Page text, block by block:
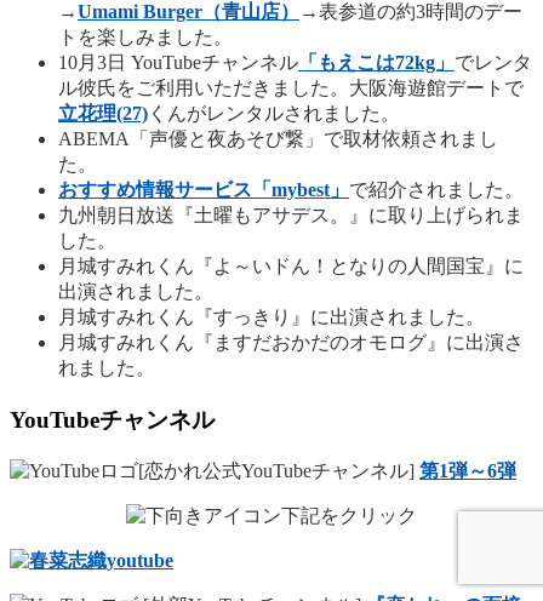
→Umami Burger（青山店）
→表参道の約3時間のデー
トを楽しみました。
10月3日 YouTubeチャンネル 「もえこは72kg」 でレンタ
ル彼氏をご利用いただきました。大阪海遊館デートで
立花理(27) くんがレンタルされました。
ABEMA「声優と夜あそび繋」で取材依頼されまし
た。
おすすめ情報サービス「mybest」 で紹介されました。
九州朝日放送『土曜もアサデス。』に取り上げられま
した。
月城すみれくん『よ～いドん！となりの人間国宝』に
出演されました。
月城すみれくん『すっきり』に出演されました。
月城すみれくん『ますだおかだのオモログ』に出演さ
れました。
YouTubeチャンネル
[恋かれ公式YouTubeチャンネル] 第1弾～6弾
下記をクリック